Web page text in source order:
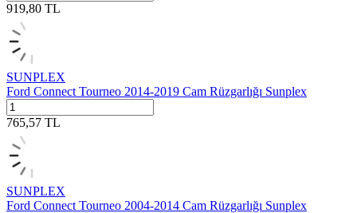
919,80 TL
SUNPLEX
Ford Connect Tourneo 2014-2019 Cam Rüzgarlığı Sunplex
765,57 TL
SUNPLEX
Ford Connect Tourneo 2004-2014 Cam Rüzgarlığı Sunplex